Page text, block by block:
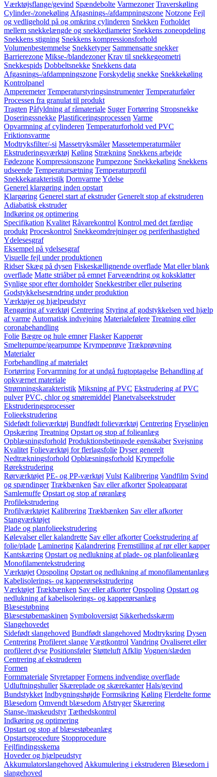
Værktøjsflange/gevind Spændebolte Varmezoner Traverskøling
Cylinder-/zonekøling Afgasnings-/afdampningszone Notzone Fejl
og vedligehold på og omkring cylinderen Snekken Forholdet
mellem snekkelængde og snekkediameter Snekkens zoneopdeling
Snekkens stigning Snekkens kompressionsforhold
Volumenbestemmelse Snekketyper Sammensatte snekker
Barrierezone Mikse-/blandezoner Krav til snekkegeometri
Snekkespids Dobbeltsnekke Snekkens data
Afgasnings-/afdampningszone Forskydelig snekke Snekkekøling
Kontrolpanel
Amperemeter Temperaturstyringsinstrumenter Temperaturføler
Processen fra granulat til produkt
Tragten Påfyldning af råmateriale Suger Fortørring Stropsnekke
Doseringssnekke Plastificeringsprocessen Varme
Opvarmning af cylinderen Temperaturforhold ved PVC
Friktionsvarme
Modtryksfilter/-si Massetryksmåler Massetemperaturmåler
Ekstruderingsværktøj Køling Strækning Snekkens arbejde
Fødezone Kompressionszone Pumpezone Snekkekøling Snekkens
udseende Temperatursætning Temperaturprofil
Snekkekarakteristik DornvarmeYdelse
Generel klargøring inden opstart
Klargøring Generel start af ekstruder Generelt stop af ekstruderen
Adiabatisk ekstruder
Indkøring og optimering
Specifikation Kvalitet Råvarekontrol Kontrol med det færdige
produkt Proceskontrol Snekkeomdrejninger og periferihastighed
Ydelesesgraf
Eksempel på ydelsesgraf
Visuelle fejl under produktionen
Ridser Skæg på dysen Fiskeskællignende overflade Mat eller blank
overflade Matte striåber på emnet Farveændring og koksklatter
Synlige spor efter dornholder Snekkestriber eller pulsering
Godstykkelsesændring under produktion
Værktøjer og hjælpeudstyr
Rengøring af værktøj Centrering Styring af godstykkelsen ved hjælp
af varme Automatisk indvejning Materialefølere Treatning eller
coronabehandling
Folie Bægre og hule emner Flasker Kapperør
Smeltepumpe/gearpumpe Krympeprøve Trækprøvning
Materialer
Forbehandling af materialet
Fortørring Forvarmning for at undgå fugtoptagelse Behandling af
opkværnet materiale
Strømningskarakteristik Miksning af PVC Ekstrudering af PVC
pulver PVC, chlor og smøremiddel Planetvalseekstruder
Ekstruderingsprocesser
Folieekstrudering
Sidefødt folieværktøj Bundfødt folieværktøj Centrering Fryselinjen
Opskæring Treatning Opstart og stop af folieanlæg
Opblæsningsforhold Produktionsbetingede egenskaber Svejsning
Kvalitet Folieværktøj for flerlagsfolie Dyser generelt
Nedtrækningsforhold Opblæsningsforhold Krympefolie
Rørekstrudering
Rørværktøjet PE- og PP-værktøj Vulst Kalibrering Vandfilm Svind
og spændinger Trækbænken Sav eller afkorter Spoleapparat
Samlemuffe Opstart og stop af røranlæg
Profilekstrudering
Profilværktøjet Kalibrering Trækbænken Sav eller afkorter
Stangværktøjet
Plade og planfolieekstrudering
Kølevalser eller kalandrette Sav eller afkorter Coekstrudering af
folie/plade Laminering Kalandrering Fremstilling af rør eller kapper
Kantskæring Opstart og nedlukning af plade- og planfolieanlæg
Monofilamentekstrudering
Værktøjet Opspoling Opstart og nedlukning af monofilamentanlæg
Kabelisolerings- og kapperørsekstrudering
Værktøjet Trækbænken Sav eller afkorter Opspoling Opstart og
nedlukning af kabelisolerings- og kapperørsanlæg
Blæsestøbning
Blæsestøbemaskinen Symboloversigt Sikkerhedsskærm
Slangehovedet
Sidefødt slangehoved Bundfødt slangehoved Modtryksring Dysen
Centrering Profileret slange Vægtkontrol Vandring Ovaliseret eller
profileret dyse Positionsføler Støtteluft Afklip Vognen/slæden
Centrering af ekstruderen
Formen
Formmateriale Styretapper Formens indvendige overflade
Udluftningshuller Skæreplade og skærekanter Hals/gevind
Bundstykket Indbygningshøjde Formsikring Køling Flerdelte forme
Blæsedorn Omvendt blæsedorn Afstryger Skærering
Stanse-/maskeudstyr Tæthedskontrol
Indkøring og optimering
Opstart og stop af blæsestøbeanlæg
Opstartsprocedure Stopprocedure
Fejlfindingsskema
Hoveder og hjælpeudstyr
Akkumulatorslangehoved Akkumulering i ekstruderen Blæsedorn i
slangehoved